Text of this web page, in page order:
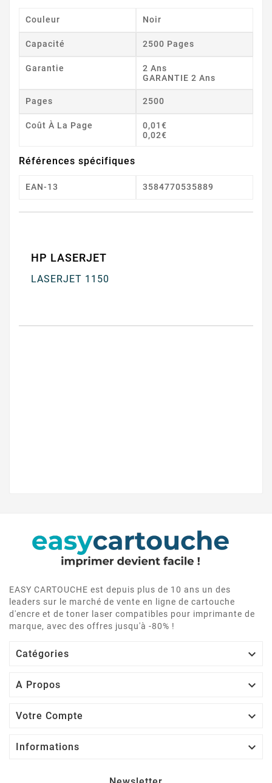
Couleur Noir
Capacité 2500 Pages
Garantie
2 Ans
GARANTIE 2 Ans
Pages 2500
Coût À La Page
0,01€
0,02€
Références spécifiques
EAN-13 3584770535889
HP LASERJET
LASERJET 1150
EASY CARTOUCHE est depuis plus de 10 ans un des
leaders sur le marché de vente en ligne de cartouche
d'encre et de toner laser compatibles pour imprimante de
marque, avec des offres jusqu'à -80% !
Catégories 
A Propos 
Votre Compte 
Informations 